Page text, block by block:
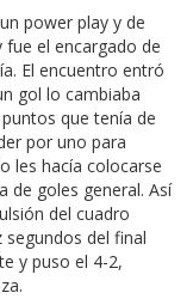
power play y de
el encargado de
El encuentro entró
gol lo cambiaba
que tenía de
por uno para
les hacía colocarse
de goles general. Así
del cuadro
segundos del final
y puso el 4-2,